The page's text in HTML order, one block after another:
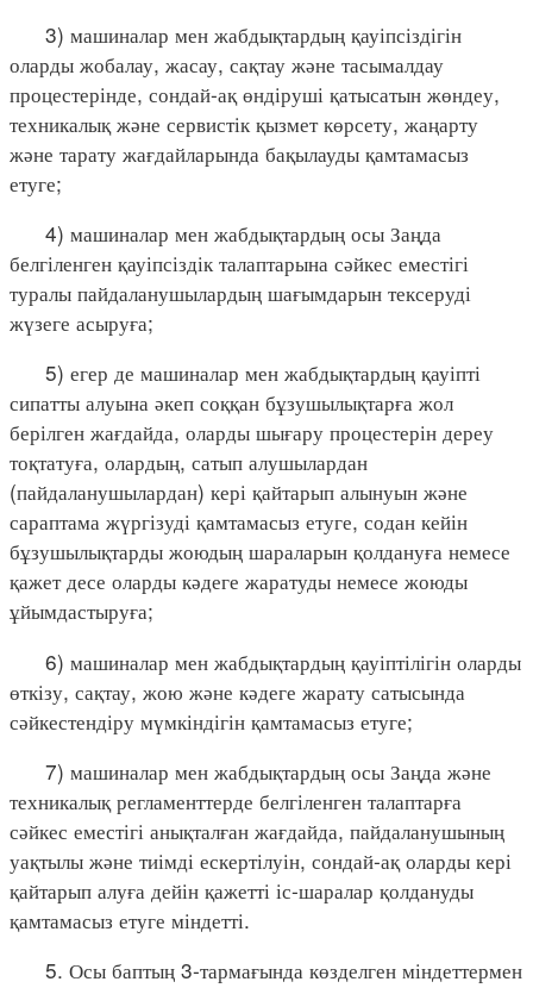
3) машиналар мен жабдықтардың қауіпсіздігін
оларды жобалау, жасау, сақтау және тасымалдау
процестерінде, сондай-ақ өндіруші қатысатын жөндеу,
техникалық және сервистік қызмет көрсету, жаңарту
және тарату жағдайларында бақылауды қамтамасыз
етуге;
4) машиналар мен жабдықтардың осы Заңда
белгіленген қауіпсіздік талаптарына сәйкес еместігі
туралы пайдаланушылардың шағымдарын тексеруді
жүзеге асыруға;
5) егер де машиналар мен жабдықтардың қауіпті
сипатты алуына әкеп соққан бұзушылықтарға жол
берілген жағдайда, оларды шығару процестерін дереу
тоқтатуға, олардың, сатып алушылардан
(пайдаланушылардан) кері қайтарып алынуын және
сараптама жүргізуді қамтамасыз етуге, содан кейін
бұзушылықтарды жоюдың шараларын қолдануға немесе
қажет десе оларды кәдеге жаратуды немесе жоюды
ұйымдастыруға;
6) машиналар мен жабдықтардың қауіптілігін оларды
өткізу, сақтау, жою және кәдеге жарату сатысында
сәйкестендіру мүмкіндігін қамтамасыз етуге;
7) машиналар мен жабдықтардың осы Заңда және
техникалық регламенттерде белгіленген талаптарға
сәйкес еместігі анықталған жағдайда, пайдаланушының
уақтылы және тиімді ескертілуін, сондай-ақ оларды кері
қайтарып алуға дейін қажетті іс-шаралар қолдануды
қамтамасыз етуге міндетті.
5. Осы баптың 3-тармағында көзделген міндеттермен